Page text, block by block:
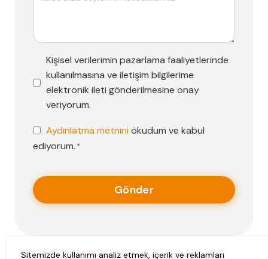
Pazarlama
Faaliyetleri
Onayı
Kişisel verilerimin pazarlama faaliyetlerinde
kullanılmasına ve iletişim bilgilerime
elektronik ileti gönderilmesine onay
veriyorum.
KVKK
Onayı
Aydınlatma metnini okudum ve kabul
ediyorum. *
Sitemizde kullanımı analiz etmek, içerik ve reklamları